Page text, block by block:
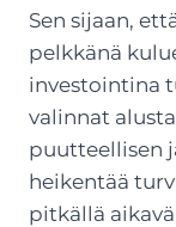
Sen sijaan,
pelkkänä
investointina
valinnat
puutteellisen
heikentää
pitkällä